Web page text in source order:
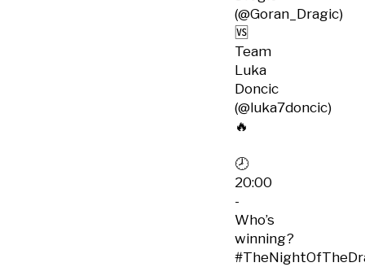
(@Goran_Dragic)
🆚
Team
Luka
Doncic
(@luka7doncic)
🔥
🕗
20:00
-
Who’s
winning?